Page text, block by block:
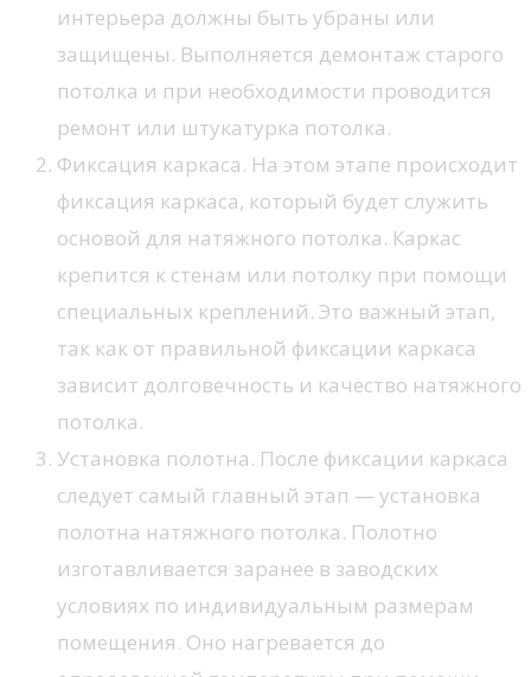
интерьера должны быть убраны или
защищены. Выполняется демонтаж старого
потолка и при необходимости проводится
ремонт или штукатурка потолка.
Фиксация каркаса. На этом этапе происходит
фиксация каркаса, который будет служить
основой для натяжного потолка. Каркас
крепится к стенам или потолку при помощи
специальных креплений. Это важный этап,
так как от правильной фиксации каркаса
зависит долговечность и качество натяжного
потолка.
Установка полотна. После фиксации каркаса
следует самый главный этап — установка
полотна натяжного потолка. Полотно
изготавливается заранее в заводских
условиях по индивидуальным размерам
помещения. Оно нагревается до